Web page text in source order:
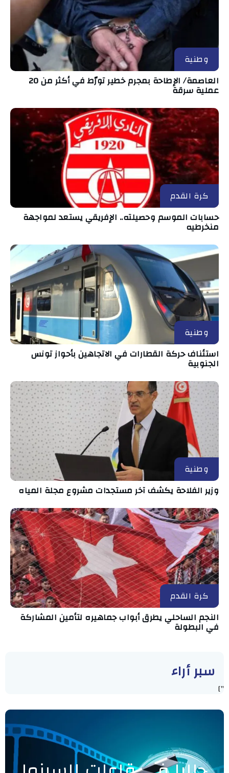
وطنية
العاصمة/ الإطاحة بمجرم خطير تورّط في أكثر من 20
عملية سرقة
كرة القدم
حسابات الموسم وحصيلته.. الإفريقي يستعد لمواجهة
منخرطيه
وطنية
استئناف حركة القطارات في الاتجاهين بأحواز تونس
الجنوبية
وطنية
وزير الفلاحة يكشف آخر مستجدات مشروع مجلة المياه
كرة القدم
النجم الساحلي يطرق أبواب جماهيره لتأمين المشاركة
في البطولة
سبر أراء
"]